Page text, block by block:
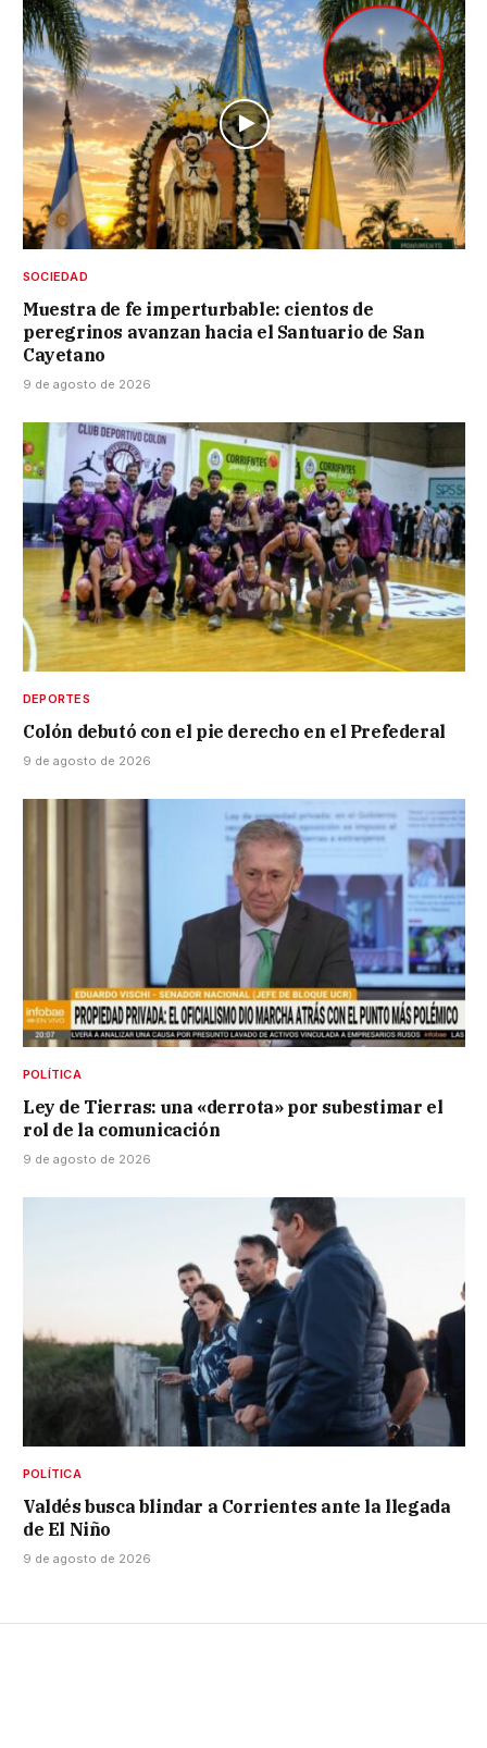
SOCIEDAD
Muestra de fe imperturbable: cientos de
peregrinos avanzan hacia el Santuario de San
Cayetano
9 de agosto de 2026
DEPORTES
Colón debutó con el pie derecho en el Prefederal
9 de agosto de 2026
POLÍTICA
Ley de Tierras: una «derrota» por subestimar el
rol de la comunicación
9 de agosto de 2026
POLÍTICA
Valdés busca blindar a Corrientes ante la llegada
de El Niño
9 de agosto de 2026